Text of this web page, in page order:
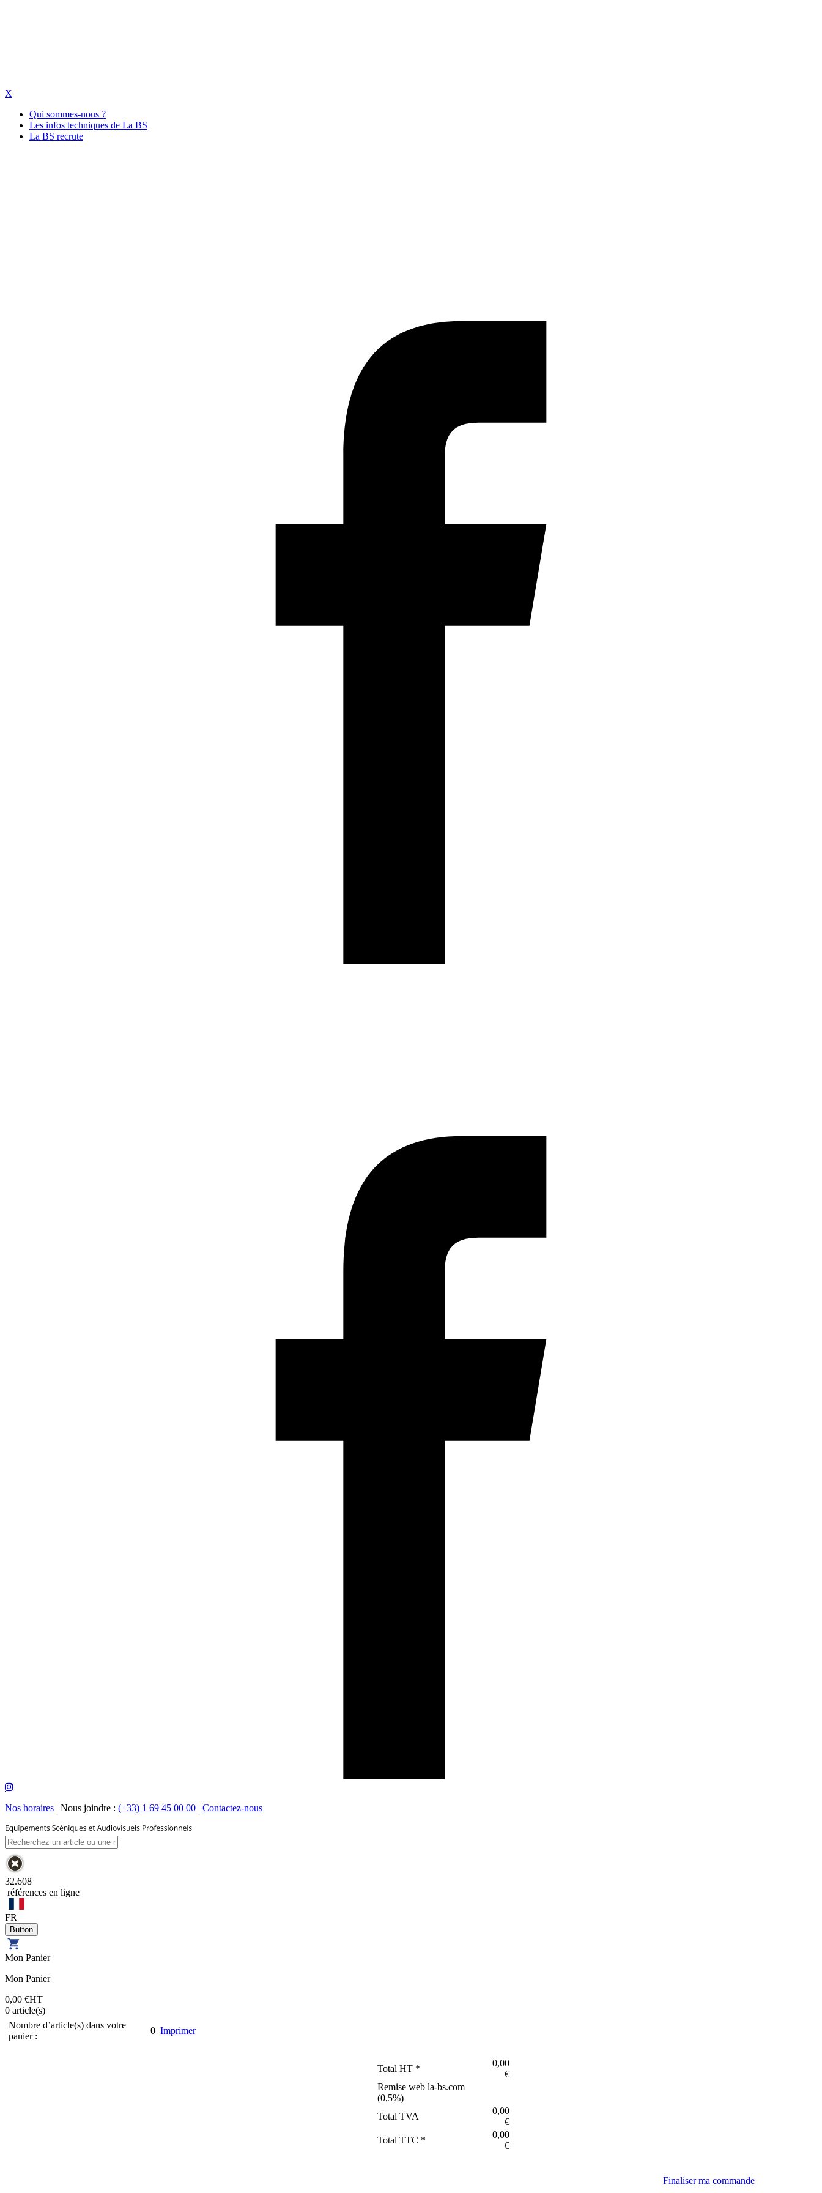
X
Qui sommes-nous ?
Les infos techniques de La BS
La BS recrute
Nos horaires | Nous joindre : (+33) 1 69 45 00 00 | Contactez-nous
32.608
références en ligne
FR
Mon Panier
Mon Panier
0,00 €HT
0 article(s)
Nombre d’article(s) dans votre
panier :
0 Imprimer
Total HT *
0,00
€
Remise web la-bs.com
(0,5%)
Total TVA
0,00
€
Total TTC *
0,00
€
Finaliser ma commande